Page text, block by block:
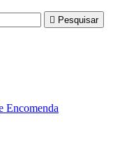
 Pesquisar
Encomenda